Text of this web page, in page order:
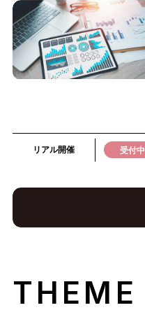
リアル開催 受付中
THEME